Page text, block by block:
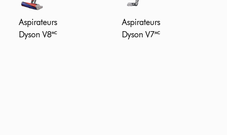
Aspirateurs
Dyson V8🅪
Aspirateurs
Dyson V7🅪